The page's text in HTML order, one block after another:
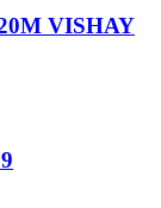
VISHAY